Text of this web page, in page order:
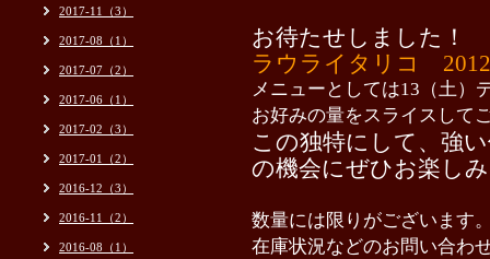
お待たせしました！
ラウライタリコ
メニューとしては13（土）
お好みの量をスライスして
この独特にして、強
の機会にぜひお楽し
数量には限りがございます
在庫状況などのお問い合わ
2017-11（3）
2017-08（1）
2017-07（2）
2017-06（1）
2017-02（3）
2017-01（2）
2016-12（3）
2016-11（2）
2016-08（1）